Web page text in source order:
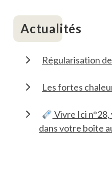
Actualités
Régularisation
Les fortes
Vivre Ici
dans votre boîte